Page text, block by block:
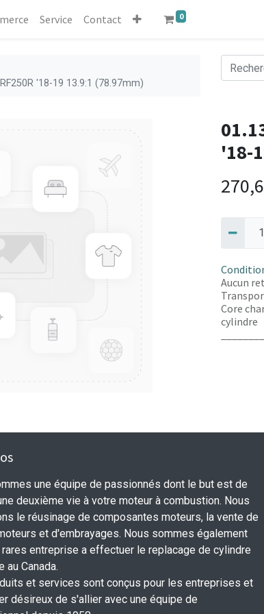
Service Contact 0
'18-19 13.9:1 (78.97mm)
'18-
Aucun
Core
cylindre
une équipe de passionnés dont le but est de
deuxième vie à votre moteur à combustion. Nous
le réusinage de composantes moteurs, la vente de
et d'embrayages. Nous sommes également
entreprise a effectuer le replacage de cylindre
au Canada.
et services sont conçus pour les entreprises et
désireux de s'allier avec une équipe de